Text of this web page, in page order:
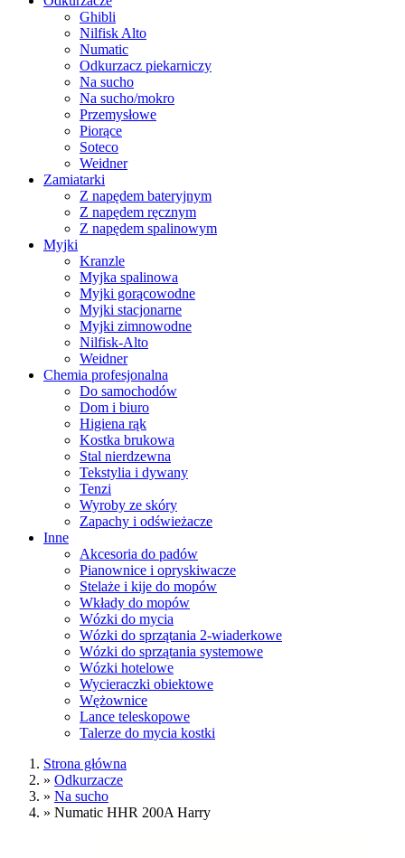
Ghibli
Nilfisk Alto
Numatic
Odkurzacz piekarniczy
Na sucho
Na sucho/mokro
Przemysłowe
Piorące
Soteco
Weidner
Zamiatarki
Z napędem bateryjnym
Z napędem ręcznym
Z napędem spalinowym
Myjki
Kranzle
Myjka spalinowa
Myjki gorącowodne
Myjki stacjonarne
Myjki zimnowodne
Nilfisk-Alto
Weidner
Chemia profesjonalna
Do samochodów
Dom i biuro
Higiena rąk
Kostka brukowa
Stal nierdzewna
Tekstylia i dywany
Tenzi
Wyroby ze skóry
Zapachy i odświeżacze
Inne
Akcesoria do padów
Pianownice i opryskiwacze
Stelaże i kije do mopów
Wkłady do mopów
Wózki do mycia
Wózki do sprzątania 2-wiaderkowe
Wózki do sprzątania systemowe
Wózki hotelowe
Wycieraczki obiektowe
Wężownice
Lance teleskopowe
Talerze do mycia kostki
Strona główna
» Odkurzacze
» Na sucho
» Numatic HHR 200A Harry